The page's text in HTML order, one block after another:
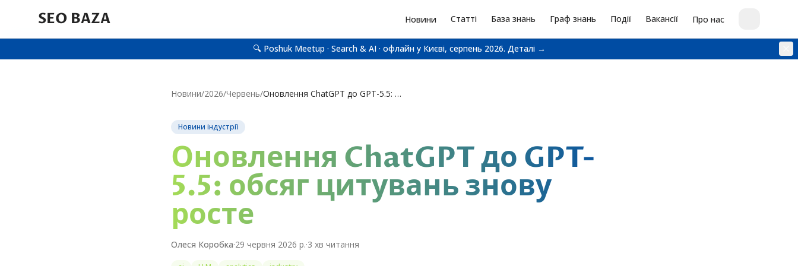
SEO BAZA Новини Статті База знань Граф знань Події Вакансії Про нас
🔍 Poshuk Meetup · Search & AI · офлайн у Києві, серпень 2026. Деталі →
Новини/2026/Червень/ Оновлення ChatGPT до GPT-5.5: обсяг цитувань знову росте
Новини індустрії
Оновлення ChatGPT до GPT-
5.5: обсяг цитувань знову
росте
Олеся Коробка·29 червня 2026 р.·3 хв читання